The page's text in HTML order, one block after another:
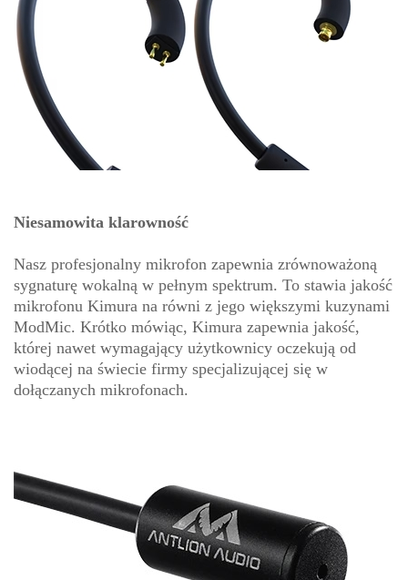
Niesamowita klarowność
Nasz profesjonalny mikrofon zapewnia zrównoważoną
sygnaturę wokalną w pełnym spektrum. To stawia jakość
mikrofonu Kimura na równi z jego większymi kuzynami
ModMic. Krótko mówiąc, Kimura zapewnia jakość,
której nawet wymagający użytkownicy oczekują od
wiodącej na świecie firmy specjalizującej się w
dołączanych mikrofonach.